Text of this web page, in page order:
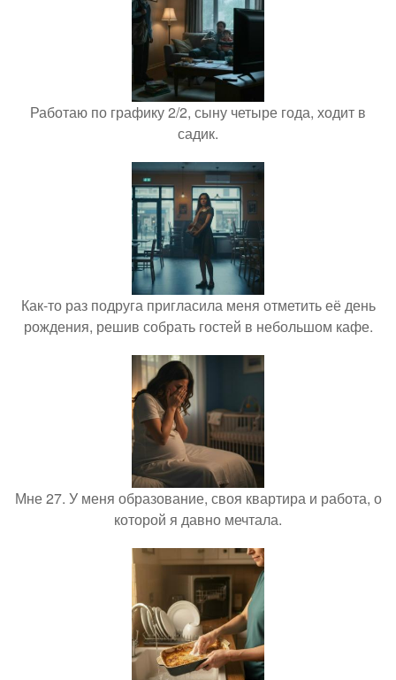
Работаю по графику 2/2, сыну четыре года, ходит в
садик.
Как-то раз подруга пригласила меня отметить её день
рождения, решив собрать гостей в небольшом кафе.
Мне 27. У меня образование, своя квартира и работа, о
которой я давно мечтала.